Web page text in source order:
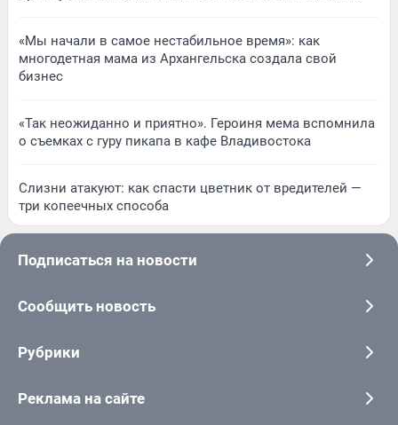
«Мы начали в самое нестабильное время»: как
многодетная мама из Архангельска создала свой
бизнес
«Так неожиданно и приятно». Героиня мема вспомнила
о съемках с гуру пикапа в кафе Владивостока
Слизни атакуют: как спасти цветник от вредителей —
три копеечных способа
Подписаться на новости
Сообщить новость
Рубрики
Реклама на сайте